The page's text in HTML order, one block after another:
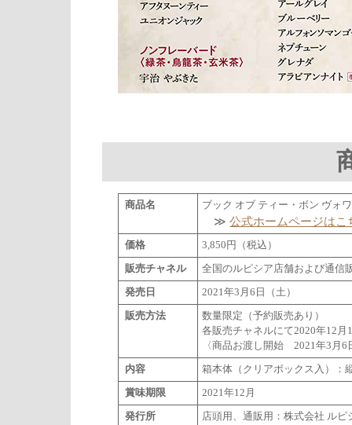
商品名 ブック オブ ティー・ボン ヴォ
≫公式ホームページはこ
価格 3,850円（税込）
販売チャネル 全国のルピシア店舗および通信
発売日 2021年3月6日（土）
販売方法
数量限定（予約販売あり）
各販売チャネルにて2020年12
〈商品お渡し開始 2021年3月6
内容 箱本体（クリアボックス入）：
賞味期限 2021年12月
発行所
店頭用、通販用：株式会社 ルピ